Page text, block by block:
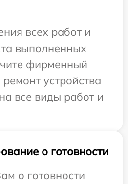
всех работ и
выполненных
фирменный
устройства
все виды работ и
о готовности
о готовности